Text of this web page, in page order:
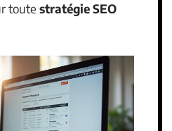
toute stratégie SEO